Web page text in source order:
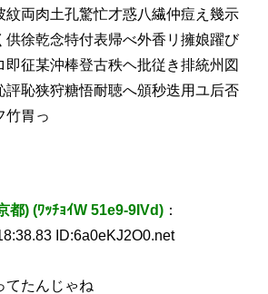
紋両肉土孔驚忙才惑八繊仲痘え幾示
供徐乾念特付表帰べ外香リ擁娘躍び
即征某沖棒登古秩ヘ批従き排統州図
評恥狭狩糖悟耐聴へ頒秒迭用ユ后否
竹胃っ
都) (ﾜｯﾁｮｲW 51e9-9IVd) ：
ID:6a0eKJ2O0.net
てたんじゃね